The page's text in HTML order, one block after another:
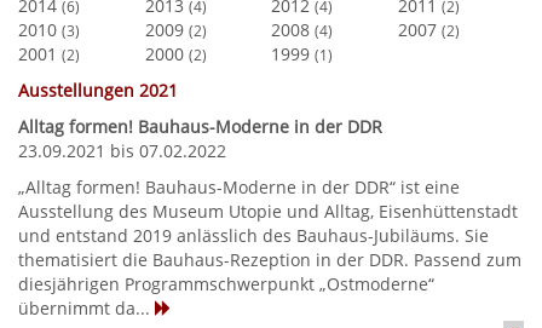
2014 (6) 2013 (4) 2012 (4) 2011 (2)
2010 (3) 2009 (2) 2008 (4) 2007 (2)
2001 (2) 2000 (2) 1999 (1)
Ausstellungen 2021
Alltag formen! Bauhaus-Moderne in der DDR
23.09.2021 bis 07.02.2022
„Alltag formen! Bauhaus-Moderne in der DDR“ ist eine
Ausstellung des Museum Utopie und Alltag, Eisenhüttenstadt
und entstand 2019 anlässlich des Bauhaus-Jubiläums. Sie
thematisiert die Bauhaus-Rezeption in der DDR. Passend zum
diesjährigen Programmschwerpunkt „Ostmoderne“
übernimmt da...